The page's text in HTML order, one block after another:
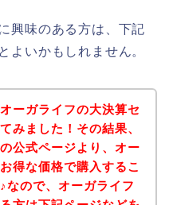
興味のある方は、下記
よいかもしれません。
ーガライフの大決算セ
みました！その結果、
公式ページより、オー
得な価格で購入するこ
なので、オーガライフ